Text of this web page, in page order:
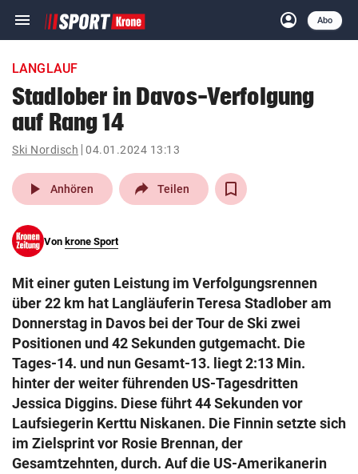
menu Navigation
ein-/ausklappen
account_circle
Anmelden
Abo
close Schließen
account_circle Anmelden
pin_drop
Wien arrow_right
search
eingeben
© Krone Multimedia GmbH & Co KG 2026
Muthgasse 2, 1190 Wien
LANGLAUF
Stadlober in Davos-Verfolgung
auf Rang 14
Ski Nordisch 04.01.2024 13:13
play_arrow Anhören Teilen
Von krone Sport
Mit einer guten Leistung im Verfolgungsrennen
über 22 km hat Langläuferin Teresa Stadlober am
Donnerstag in Davos bei der Tour de Ski zwei
Positionen und 42 Sekunden gutgemacht. Die
Tages-14. und nun Gesamt-13. liegt 2:13 Min.
hinter der weiter führenden US-Tagesdritten
Jessica Diggins. Diese führt 44 Sekunden vor
Laufsiegerin Kerttu Niskanen. Die Finnin setzte sich
im Zielsprint vor Rosie Brennan, der
Gesamtzehnten, durch. Auf die US-Amerikanerin